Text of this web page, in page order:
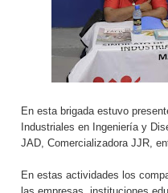
En esta brigada estuvo
Industriales en Ingeniería y
JAD, Comercializadora JJR,
En estas actividades los